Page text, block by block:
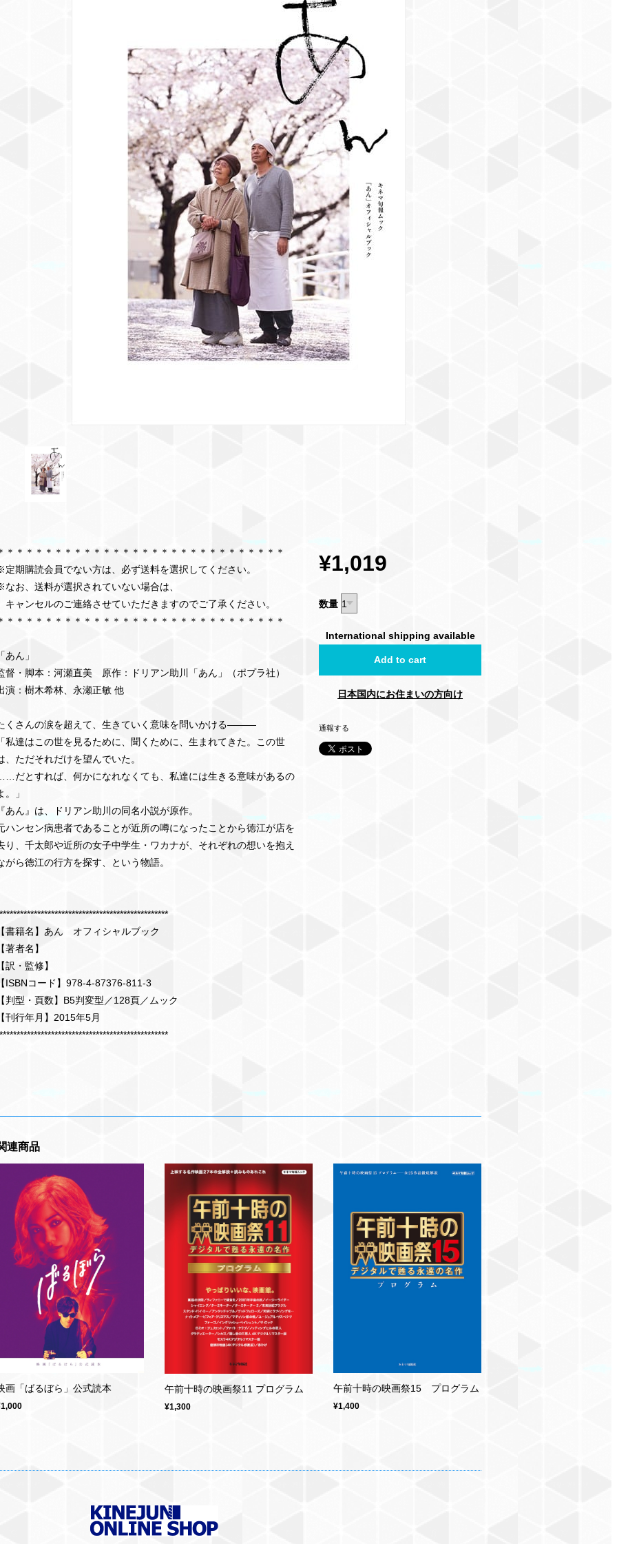
＊＊＊＊＊＊＊＊＊＊＊＊＊＊＊＊＊＊＊＊＊＊＊＊＊＊＊＊＊
期購読会員でない方は、必ず送料を選択してください。
お、送料が選択されていない場合は、
ャンセルのご連絡させていただきますのでご了承ください。
＊＊＊＊＊＊＊＊＊＊＊＊＊＊＊＊＊＊＊＊＊＊＊＊＊＊＊＊＊
あん」
督・脚本：河瀬直美 原作：ドリアン助川「あん」（ポプラ社）
演：樹木希林、永瀬正敏 他
くさんの涙を超えて、生きていく意味を問いかける———
私達はこの世を見るために、聞くために、生まれてきた。この世
、ただそれだけを望んでいた。
だとすれば、何かになれなくても、私達には生きる意味があるの
。」
あん』は、ドリアン助川の同名小説が原作。
ハンセン病患者であることが近所の噂になったことから徳江が店を
り、千太郎や近所の女子中学生・ワカナが、それぞれの想いを抱え
がら徳江の行方を探す、という物語。
書籍名】あん オフィシャルブック
著者名】
訳・監修】
ISBNコード】978-4-87376-811-3
判型・頁数】B5判変型／128頁／ムック
刊行年月】2015年5月
¥1,019
数量
International shipping available
Add to cart
日本国内にお住まいの方向け
通報する
連商品
画「ばるぼら」公式読本 午前十時の映画祭11 プログラム
¥1,300
午前十時の映画祭15 プログラム
¥1,400